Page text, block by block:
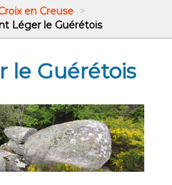
en Creuse >
Léger le Guérétois
le Guérétois